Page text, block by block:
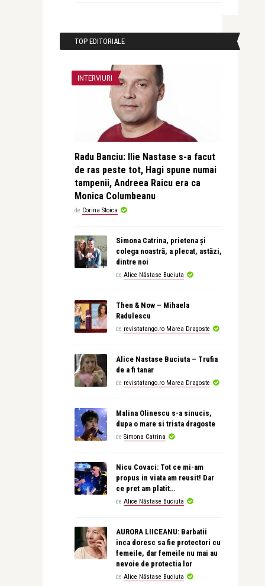
TOP EDITORIALE
INTERVIURI
Radu Banciu: Ilie Nastase s-a facut
de ras peste tot, Hagi spune numai
tampenii, Andreea Raicu era ca
Monica Columbeanu
de Corina Stoica
Simona Catrina, prietena și
colega noastră, a plecat, astăzi,
dintre noi
de Alice Năstase Buciuta
Then & Now – Mihaela
Radulescu
de revistatango.ro Marea Dragoste
Alice Nastase Buciuta – Trufia
de a fi tanar
de revistatango.ro Marea Dragoste
Malina Olinescu s-a sinucis,
dupa o mare si trista dragoste
de Simona Catrina
Nicu Covaci: Tot ce mi-am
propus in viata am reusit! Dar
ce pret am platit…
de Alice Năstase Buciuta
AURORA LIICEANU: Barbatii
inca doresc sa fie protectori cu
femeile, dar femeile nu mai au
nevoie de protectia lor
de Alice Năstase Buciuta